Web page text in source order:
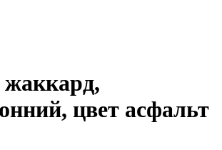
цвет асфальт